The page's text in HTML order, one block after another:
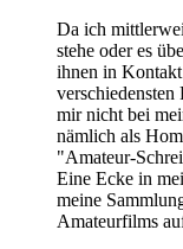
Da ich
stehe oder es
ihnen in
mir nicht bei
nämlich als
"Amateur-
Eine Ecke in
meine
Amateurfilms